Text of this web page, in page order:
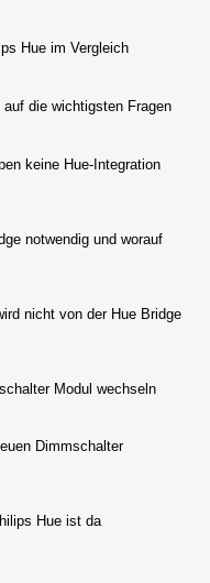
Hue im Vergleich
die wichtigsten Fragen
keine Hue-Integration
notwendig und worauf
nicht von der Hue Bridge
Modul wechseln
Dimmschalter
Hue ist da